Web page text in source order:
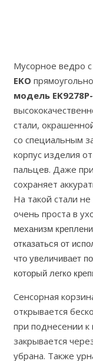
сатин
(EK9278P-
80L-
MBS)
Мусорное ведро
EKO
модель
стали,
со специальным
корпус изделия
пальцев. Даже
сохраняет
На такой стали
очень проста в
механизм
отказаться от
что увеличивает
который легко
Сенсорная
открывается
при поднесении к
закрывается
убрана. Также